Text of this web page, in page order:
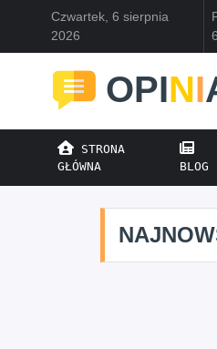
Czwartek, 6 sierpnia
2026
OPINI
STRONA
GŁÓWNA
BLOG